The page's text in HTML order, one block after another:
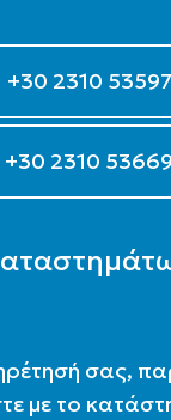
+30 2310
+30 2310
σας,
με το